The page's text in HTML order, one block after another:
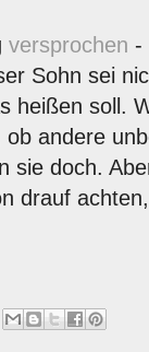
versprochen -
Sohn sei
heißen soll.
andere
sie doch.
drauf